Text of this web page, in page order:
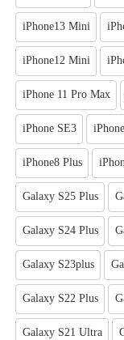
iPhone13 Mini
iPhone12 Mini
iPhone 11 Pro Max
iPhone SE3
iPhone8 Plus
Galaxy S25 Plus
Galaxy S24 Plus
Galaxy S23plus
Galaxy S22 Plus
Galaxy S21 Ultra